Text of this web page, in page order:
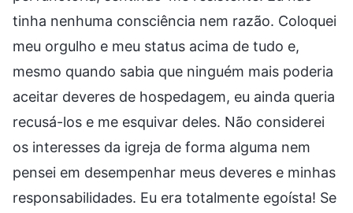
tinha nenhuma consciência nem razão. Coloquei
meu orgulho e meu status acima de tudo e,
mesmo quando sabia que ninguém mais poderia
aceitar deveres de hospedagem, eu ainda queria
recusá-los e me esquivar deles. Não considerei
os interesses da igreja de forma alguma nem
pensei em desempenhar meus deveres e minhas
responsabilidades. Eu era totalmente egoísta! Se